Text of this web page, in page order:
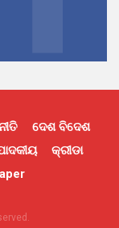
ଦେଶ ବିଦେଶ
କ୍ରୀଡା